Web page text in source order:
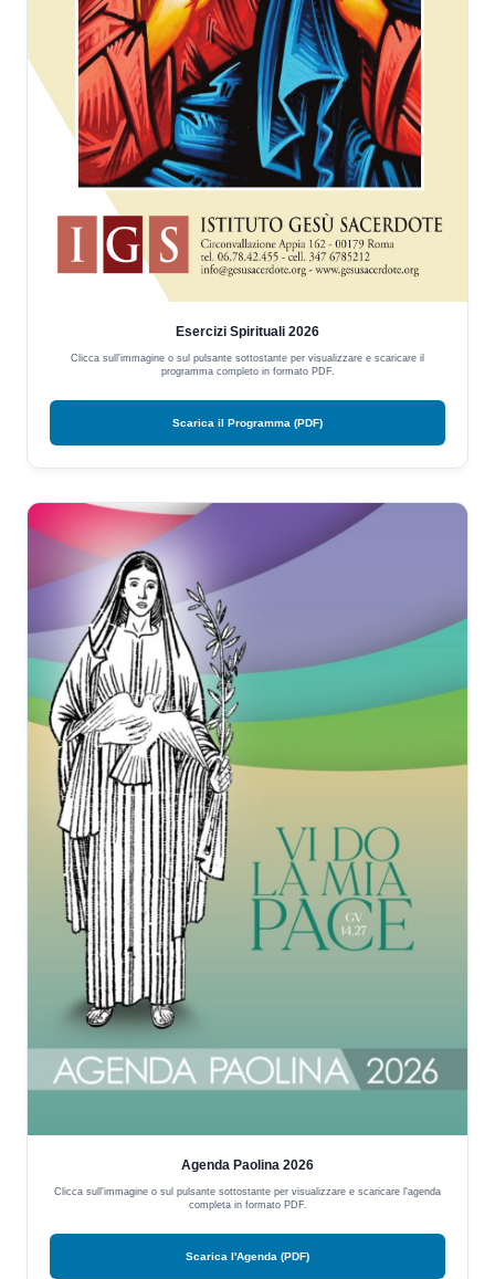
Esercizi Spirituali 2026
Clicca sull'immagine o sul pulsante sottostante per visualizzare e scaricare il
programma completo in formato PDF.
Scarica il Programma (PDF)
Agenda Paolina 2026
Clicca sull'immagine o sul pulsante sottostante per visualizzare e scaricare l'agenda
completa in formato PDF.
Scarica l'Agenda (PDF)